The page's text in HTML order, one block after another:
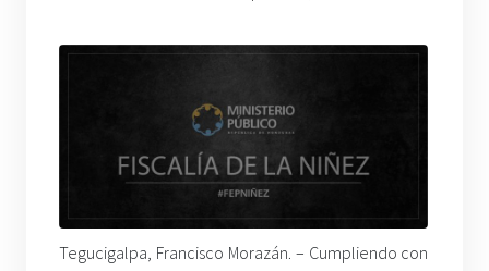
Tegucigalpa, Francisco Morazán. – Cumpliendo con